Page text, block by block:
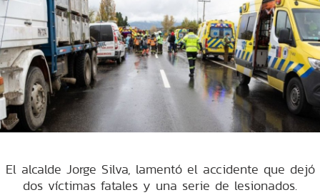
El alcalde Jorge Silva, lamentó el accidente que dejó
dos víctimas fatales y una serie de lesionados.